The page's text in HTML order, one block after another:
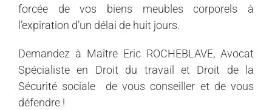
forcée de vos biens meubles corporels à
l’expiration d’un délai de huit jours.
Demandez à Maître Eric ROCHEBLAVE, Avocat
Spécialiste en Droit du travail et Droit de la
Sécurité sociale de vous conseiller et de vous
défendre !